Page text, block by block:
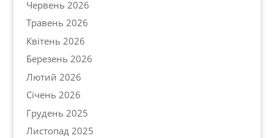
Червень 2026
Травень 2026
Квітень 2026
Березень 2026
Лютий 2026
Січень 2026
Грудень 2025
Листопад 2025